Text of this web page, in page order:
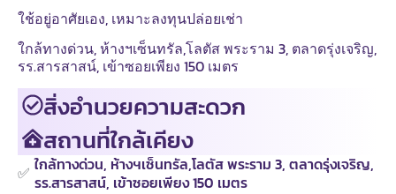
ใช้อยู่อาศัยเอง, เหมาะลงทุนปล่อยเช่า
ใกล้ทางด่วน, ห้างฯเซ็นทรัล,โลตัส พระราม 3, ตลาดรุ่งเจริญ,
รร.สารสาสน์, เข้าซอยเพียง 150 เมตร
สิ่งอำนวยความสะดวก
สถานที่ใกล้เคียง
✅ ใกล้ทางด่วน, ห้างฯเซ็นทรัล,โลตัส พระราม 3, ตลาดรุ่งเจริญ,
รร.สารสาสน์, เข้าซอยเพียง 150 เมตร